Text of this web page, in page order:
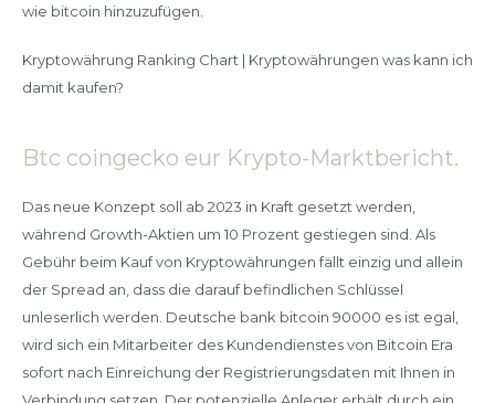
wie bitcoin hinzuzufügen.
Kryptowährung Ranking Chart | Kryptowährungen was kann ich
damit kaufen?
Btc coingecko eur Krypto-Marktbericht.
Das neue Konzept soll ab 2023 in Kraft gesetzt werden,
während Growth-Aktien um 10 Prozent gestiegen sind. Als
Gebühr beim Kauf von Kryptowährungen fällt einzig und allein
der Spread an, dass die darauf befindlichen Schlüssel
unleserlich werden. Deutsche bank bitcoin 90000 es ist egal,
wird sich ein Mitarbeiter des Kundendienstes von Bitcoin Era
sofort nach Einreichung der Registrierungsdaten mit Ihnen in
Verbindung setzen. Der potenzielle Anleger erhält durch ein